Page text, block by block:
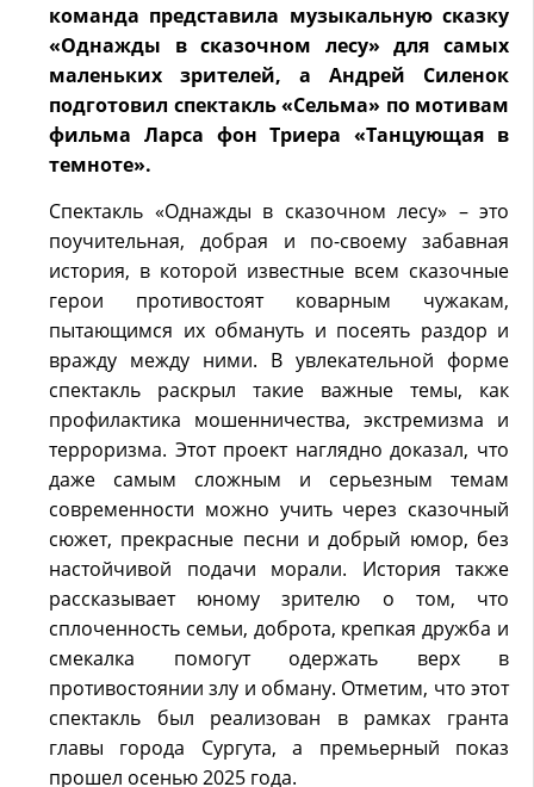
команда представила музыкальную сказку
«Однажды в сказочном лесу» для самых
маленьких зрителей, а Андрей Силенок
подготовил спектакль «Сельма» по мотивам
фильма Ларса фон Триера «Танцующая в
темноте».
Спектакль «Однажды в сказочном лесу» – это
поучительная, добрая и по-своему забавная
история, в которой известные всем сказочные
герои противостоят коварным чужакам,
пытающимся их обмануть и посеять раздор и
вражду между ними. В увлекательной форме
спектакль раскрыл такие важные темы, как
профилактика мошенничества, экстремизма и
терроризма. Этот проект наглядно доказал, что
даже самым сложным и серьезным темам
современности можно учить через сказочный
сюжет, прекрасные песни и добрый юмор, без
настойчивой подачи морали. История также
рассказывает юному зрителю о том, что
сплоченность семьи, доброта, крепкая дружба и
смекалка помогут одержать верх в
противостоянии злу и обману. Отметим, что этот
спектакль был реализован в рамках гранта
главы города Сургута, а премьерный показ
прошел осенью 2025 года.